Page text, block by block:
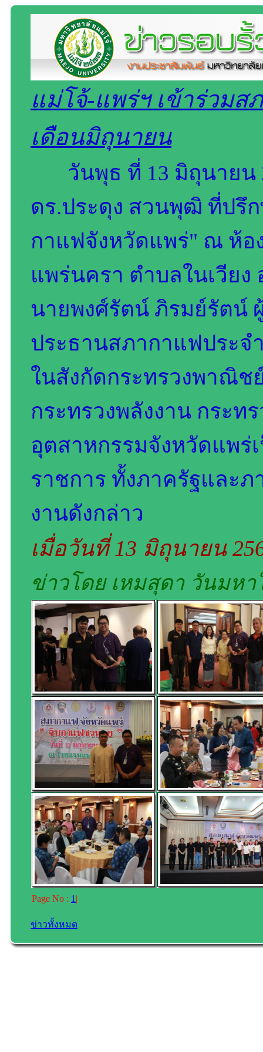
แม่โจ้-แพร่ฯ เข้าร่วมส
เดือนมิถุนายน
วันพุธ ที่ 13 มิถุนายน
ดร.ประดุง สวนพุฒิ ที่ปรึ
กาแฟจังหวัดแพร่" ณ ห้อ
แพร่นครา ตำบลในเวียง
นายพงศ์รัตน์ ภิรมย์รัตน์
ประธานสภากาแฟประจ
ในสังกัดกระทรวงพาณิช
กระทรวงพลังงาน กระท
อุตสาหกรรมจังหวัดแพร่
ราชการ ทั้งภาครัฐและ
งานดังกล่าว
เมื่อวันที่ 13 มิถุนายน
ข่าวโดย เหมสุดา วันมหา
Page No : 1 |
ข่าวทั้งหมด